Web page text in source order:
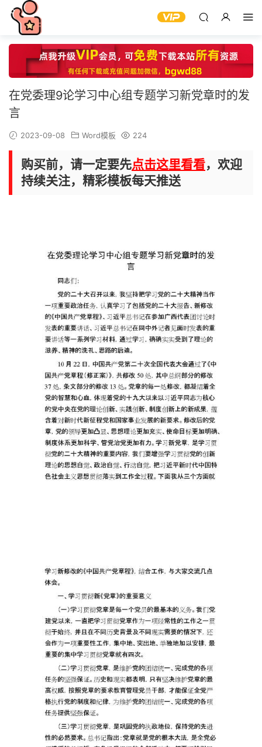
在党委理9论学习中心组专题学习新党章时的发
言
2023-09-08 Word模板 224
购买前，请一定要先点击这里看看，欢迎
持续关注，精彩模板每天推送